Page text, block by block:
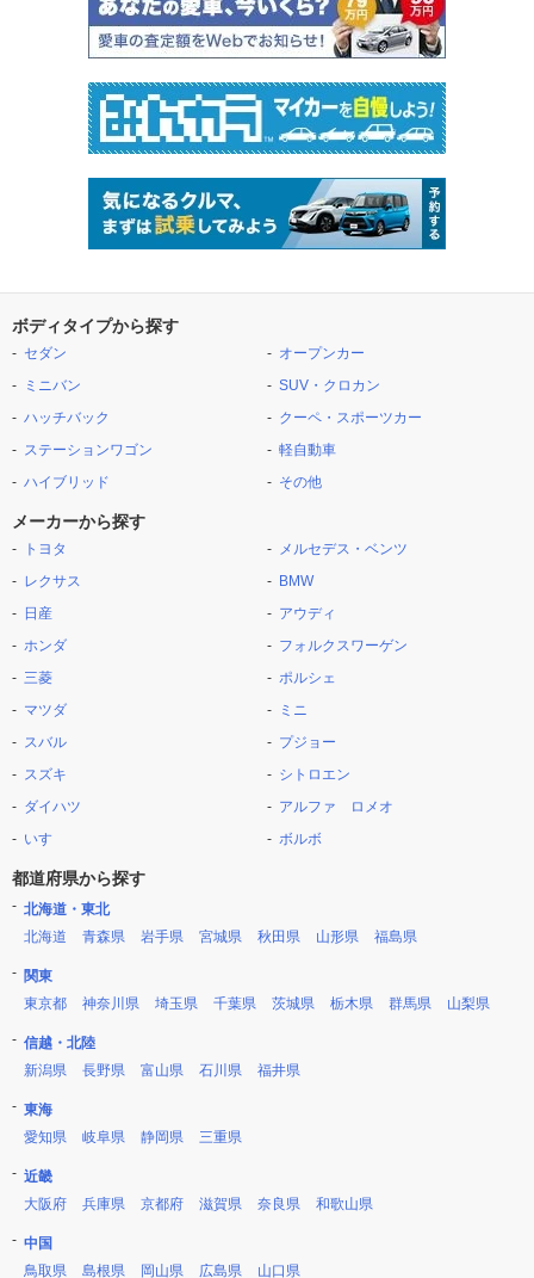
ボディタイプから探す
セダン
ミニバン
ハッチバック
ステーションワゴン
ハイブリッド
オープンカー
SUV・クロカン
クーペ・スポーツカー
軽自動車
その他
メーカーから探す
トヨタ
レクサス
日産
ホンダ
三菱
マツダ
スバル
スズキ
ダイハツ
いすゞ
メルセデス・ベンツ
BMW
アウディ
フォルクスワーゲン
ポルシェ
ミニ
プジョー
シトロエン
アルファ ロメオ
ボルボ
都道府県から探す
北海道・東北
北海道
青森県 岩手県 宮城県 秋田県 山形県 福島県
関東
東京都
神奈川県 埼玉県 千葉県 茨城県 栃木県 群馬県 山梨県
信越・北陸
新潟県
長野県 富山県 石川県 福井県
東海
愛知県
岐阜県 静岡県 三重県
近畿
大阪府
兵庫県 京都府 滋賀県 奈良県 和歌山県
中国
鳥取県
島根県 岡山県 広島県 山口県